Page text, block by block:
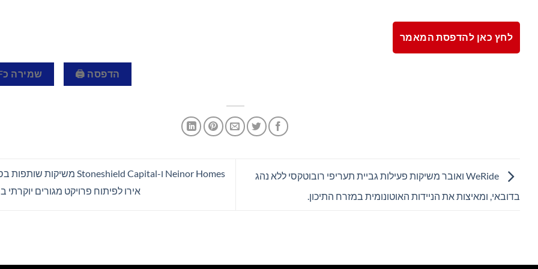
לחץ כאן להדפסת המאמר
הדפסה 🖨 שמירה כPDF 📄
WeRide ואובר משיקות פעילות גביית תעריפי רובוטקסי ללא נהג
בדובאי, ומאיצות את הניידות האוטונומית במזרח התיכון.
אירו לפיתוח פרויקט מגורים